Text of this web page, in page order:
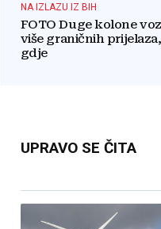
NA IZLAZU IZ BIH
FOTO Duge kolone
više graničnih
gdje
UPRAVO SE ČITA